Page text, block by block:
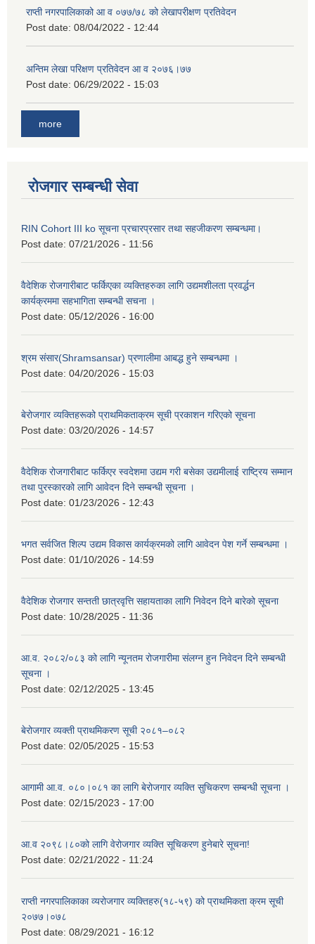
राप्ती नगरपालिकाको आ व ०७७/७८ को लेखापरीक्षण प्रतिवेदन
Post date: 08/04/2022 - 12:44
अन्तिम लेखा परिक्षण प्रतिवेदन आ व २०७६।७७
Post date: 06/29/2022 - 15:03
more
रोजगार सम्बन्धी सेवा
RIN Cohort III ko सूचना प्रचारप्रसार तथा सहजीकरण सम्बन्धमा।
Post date: 07/21/2026 - 11:56
वैदेशिक रोजगारीबाट फर्किएका व्यक्तिहरुका लागि उद्यमशीलता प्रवर्द्धन
कार्यक्रममा सहभागिता सम्बन्धी सचना ।
Post date: 05/12/2026 - 16:00
श्रम संसार(Shramsansar) प्रणालीमा आबद्ध हुने सम्बन्धमा ।
Post date: 04/20/2026 - 15:03
बेरोजगार व्यक्तिहरूको प्राथमिकताक्रम सूची प्रकाशन गरिएको सूचना
Post date: 03/20/2026 - 14:57
वैदेशिक रोजगारीबाट फर्किएर स्वदेशमा उद्यम गरी बसेका उद्यमीलाई राष्ट्रिय सम्मान
तथा पुरस्कारको लागि आवेदन दिने सम्बन्धी सूचना ।
Post date: 01/23/2026 - 12:43
भगत सर्वजित शिल्प उद्यम विकास कार्यक्रमको लागि आवेदन पेश गर्ने सम्बन्धमा ।
Post date: 01/10/2026 - 14:59
वैदेशिक रोजगार सन्तती छात्रवृत्ति सहायताका लागि निवेदन दिने बारेको सूचना
Post date: 10/28/2025 - 11:36
आ.व. २०८२/०८३ को लागि न्यूनतम रोजगारीमा संलग्न हुन निवेदन दिने सम्बन्धी
सूचना ।
Post date: 02/12/2025 - 13:45
बेरोजगार व्यक्ती प्राथमिकरण सूची २०८१–०८२
Post date: 02/05/2025 - 15:53
आगामी आ.व. ०८०।०८१ का लागि बेरोजगार व्यक्ति सुचिकरण सम्बन्धी सूचना ।
Post date: 02/15/2023 - 17:00
आ.व २०९८।८०को लागि वेरोजगार व्यक्ति सूचिकरण हुनेबारे सूचना!
Post date: 02/21/2022 - 11:24
राप्ती नगरपालिकाका व्यरोजगार व्यक्तिहरु(१८-५९) को प्राथमिकता क्रम सूची
२०७७।०७८
Post date: 08/29/2021 - 16:12